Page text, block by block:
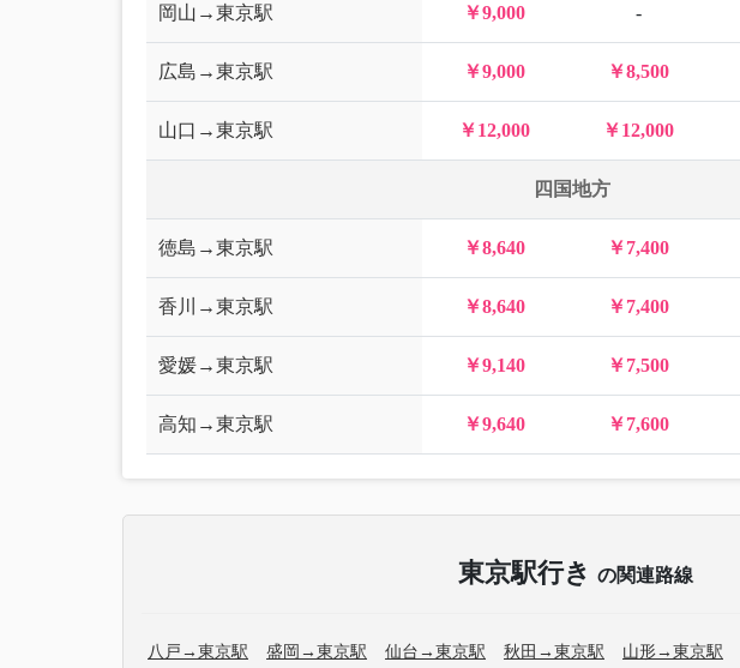
岡山→東京駅 ￥9,000 -
広島→東京駅 ￥9,000 ￥8,500
山口→東京駅 ￥12,000 ￥12,000
四国地方
徳島→東京駅 ￥8,640 ￥7,400
香川→東京駅 ￥8,640 ￥7,400
愛媛→東京駅 ￥9,140 ￥7,500
高知→東京駅 ￥9,640 ￥7,600
東京駅行き の関連路線
八戸→東京駅 盛岡→東京駅 仙台→東京駅 秋田→東京駅 山形→東京駅